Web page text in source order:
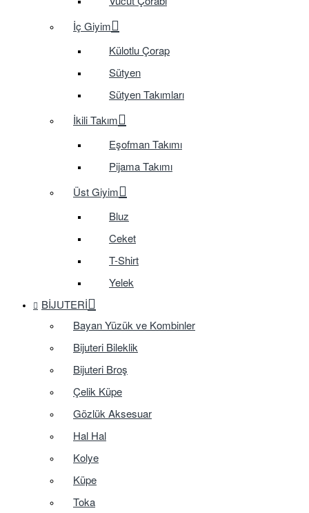
İç Giyim
Külotlu Çorap
Sütyen
Sütyen Takımları
İkili Takım
Eşofman Takımı
Pijama Takımı
Üst Giyim
Bluz
Ceket
T-Shirt
Yelek
BIJUTERI
Bayan Yüzük ve Kombinler
Bijuteri Bileklik
Bijuteri Broş
Çelik Küpe
Gözlük Aksesuar
Hal Hal
Kolye
Küpe
Toka